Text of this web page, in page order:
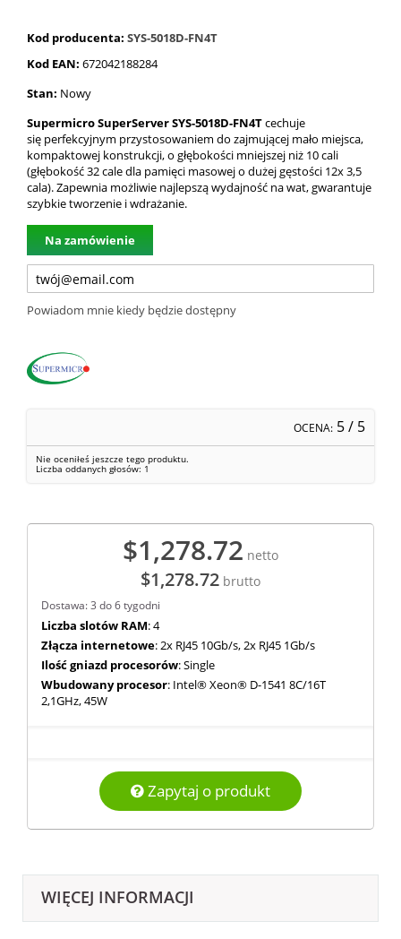
Kod producenta: SYS-5018D-FN4T
Kod EAN: 672042188284
Stan: Nowy
Supermicro SuperServer SYS-5018D-FN4Tcechuje
się perfekcyjnym przystosowaniem do zajmującej mało miejsca,
kompaktowej konstrukcji, o głębokości mniejszej niż 10 cali
(głębokość 32 cale dla pamięci masowej o dużej gęstości 12x 3,5
cala). Zapewnia możliwie najlepszą wydajność na wat, gwarantuje
szybkie tworzenie i wdrażanie.
Na zamówienie
Powiadom mnie kiedy będzie dostępny
OCENA: 5/ 5
Nie oceniłeś jeszcze tego produktu.
Liczba oddanych głosów: 1
$1,278.72 netto
$1,278.72 brutto
Dostawa: 3 do 6 tygodni
Liczba slotów RAM: 4
Złącza internetowe: 2x RJ45 10Gb/s, 2x RJ45 1Gb/s
Ilość gniazd procesorów: Single
Wbudowany procesor: Intel® Xeon® D-1541 8C/16T
2,1GHz, 45W
Zapytaj o produkt
WIĘCEJ INFORMACJI